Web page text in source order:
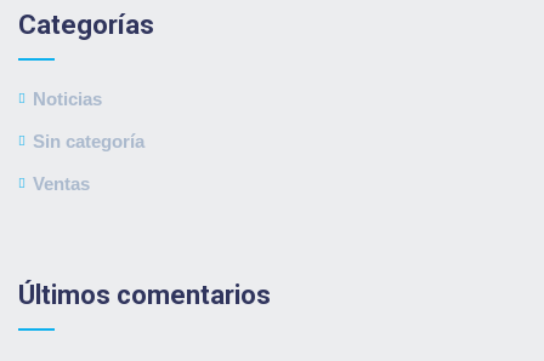
Categorías
Noticias
Sin categoría
Ventas
Últimos comentarios